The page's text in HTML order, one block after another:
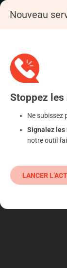
Nouveau
Stoppez
Ne subissez
Signalez les
notre outil
LANCER